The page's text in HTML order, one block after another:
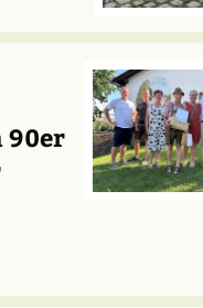
90er